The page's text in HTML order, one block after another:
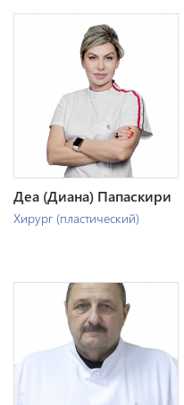
Деа (Диана) Папаскири
Хирург (пластический)